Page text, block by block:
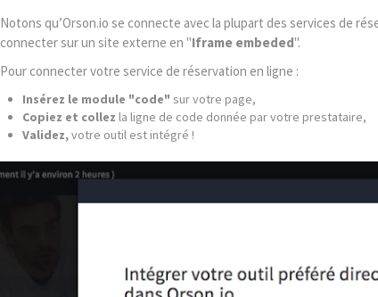
Notons qu’Orson.io se connecte avec la plupart des services de
connecter sur un site externe en "Iframe embeded".
Pour connecter votre service de réservation en ligne :
Insérez le module "code" sur votre page,
Copiez et collez la ligne de code donnée par votre prestataire,
Validez,votre outil est intégré !